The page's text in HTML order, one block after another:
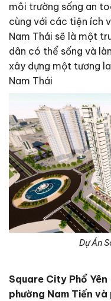
môi trường sống an
cùng với các tiện ích
Nam Thái sẽ là một
dân có thể sống và
xây dựng một tương
Nam Thái
Dự Án
Square City Phổ
phường Nam Tiến và